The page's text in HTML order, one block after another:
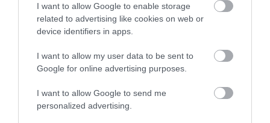
I want to allow Google to enable storage
related to advertising like cookies on web or
device identifiers in apps.
I want to allow my user data to be sent to
Google for online advertising purposes.
I want to allow Google to send me
personalized advertising.
Εύβοια – «Κόκκινο» πριν από την
Υψηλή Γέφυρα Χαλκίδας
07.08.2026 | 16:45
Άνδρας απειλούσε να πέσει από
το μπαλκόνι
Έσπασαν πιάτα στο
κεφάλι του Αταμάν –
Α. Ο. Χαλκίς: Στον
Μητροπολίτης – Η
κίνηση του κ.
Χρυσόστομου μέσα στο
(vid)